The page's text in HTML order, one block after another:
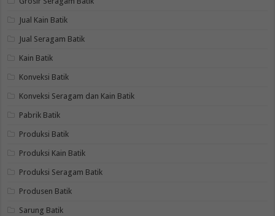
Jual Kain Batik
Jual Seragam Batik
Kain Batik
Konveksi Batik
Konveksi Seragam dan Kain Batik
Pabrik Batik
Produksi Batik
Produksi Kain Batik
Produksi Seragam Batik
Produsen Batik
Sarung Batik